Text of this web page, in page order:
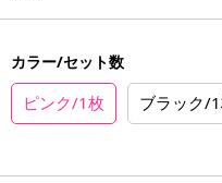
カラー/セット数
ピンク/1枚 ブラック/